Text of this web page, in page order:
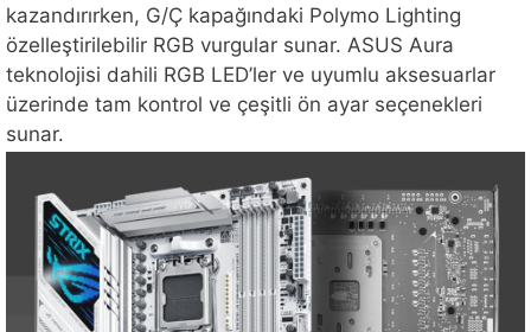
kazandırırken, G/Ç kapağındaki Polymo Lighting
özelleştirilebilir RGB vurgular sunar. ASUS Aura
teknolojisi dahili RGB LED’ler ve uyumlu aksesuarlar
üzerinde tam kontrol ve çeşitli ön ayar seçenekleri
sunar.